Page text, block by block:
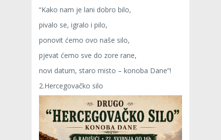
“Kako nam je lani dobro bilo,
pivalo se, igralo i pilo,
ponovit ćemo ovo naše silo,
pjevat ćemo sve do zore rane,
novi datum, staro misto – konoba Dane”!
2.Hercegovačko silo